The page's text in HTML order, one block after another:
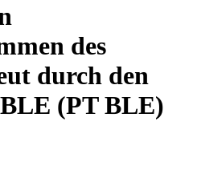
des
durch den
(PT BLE)